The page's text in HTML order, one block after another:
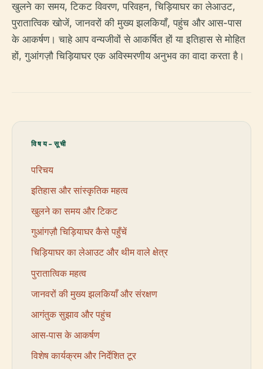
खुलने का समय, टिकट विवरण, परिवहन, चिड़ियाघर का लेआउट,
पुरातात्विक खोजें, जानवरों की मुख्य झलकियाँ, पहुंच और आस-पास
के आकर्षण। चाहे आप वन्यजीवों से आकर्षित हों या इतिहास से मोहित
हों, गुआंगज़ौ चिड़ियाघर एक अविस्मरणीय अनुभव का वादा करता है।
विषय-सूची
परिचय
इतिहास और सांस्कृतिक महत्व
खुलने का समय और टिकट
गुआंगज़ौ चिड़ियाघर कैसे पहुँचें
चिड़ियाघर का लेआउट और थीम वाले क्षेत्र
पुरातात्विक महत्व
जानवरों की मुख्य झलकियाँ और संरक्षण
आगंतुक सुझाव और पहुंच
आस-पास के आकर्षण
विशेष कार्यक्रम और निर्देशित टूर